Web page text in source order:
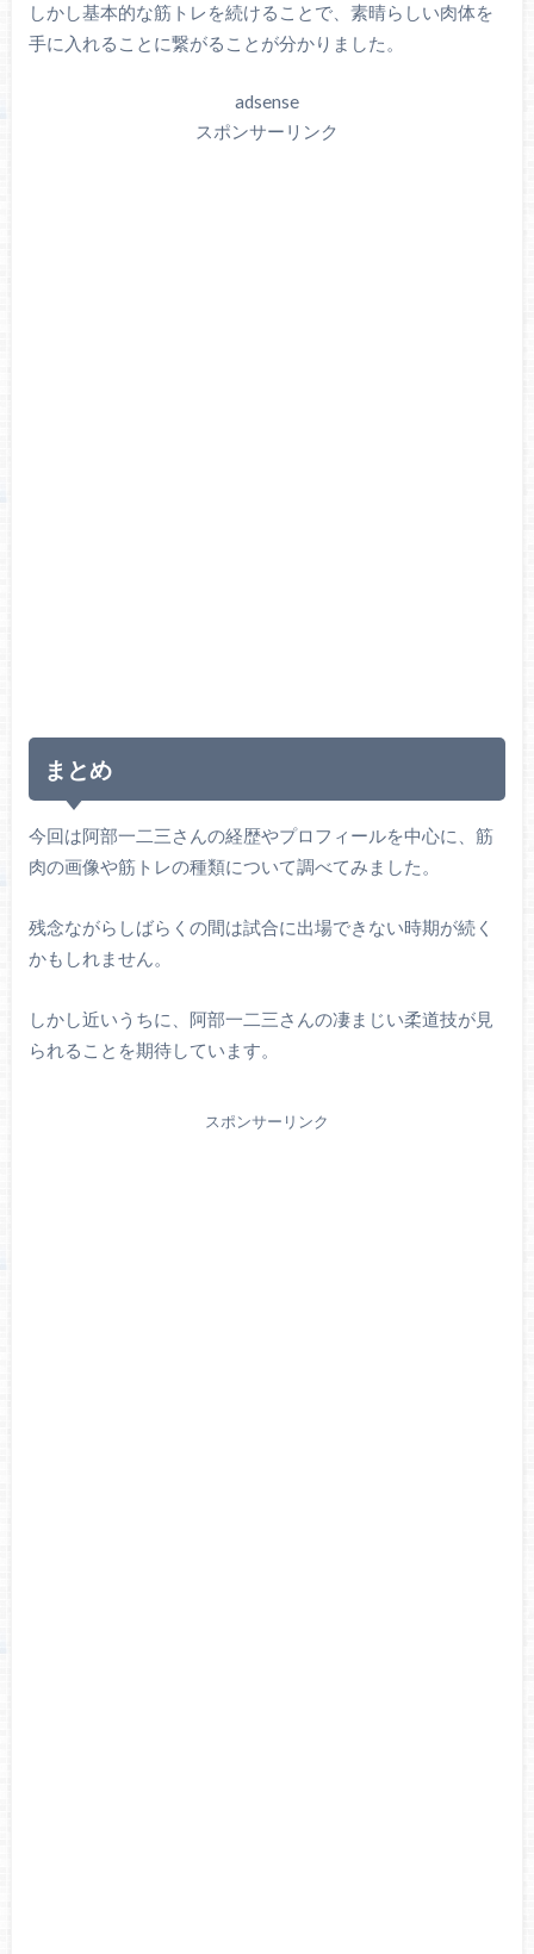
しかし基本的な筋トレを続けることで、素晴らしい肉体を
手に入れることに繋がることが分かりました。
adsense
スポンサーリンク
まとめ
今回は阿部一二三さんの経歴やプロフィールを中心に、筋
肉の画像や筋トレの種類について調べてみました。
残念ながらしばらくの間は試合に出場できない時期が続く
かもしれません。
しかし近いうちに、阿部一二三さんの凄まじい柔道技が見
られることを期待しています。
スポンサーリンク